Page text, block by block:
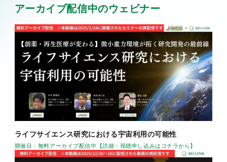
新規事業 薬事 品質管理 商品開発
マーケティング 海外展開 DX 知財・特許
組織開発
アーカイブ配信中のウェビナー
ライフサイエンス研究における宇宙利用の可能性
開催日：無料アーカイブ配信中【詳細・視聴申し込みはコチラから】